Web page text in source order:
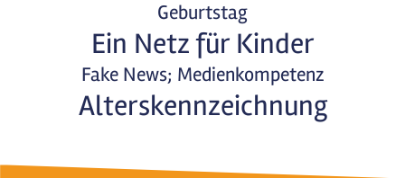
Geburtstag
Ein Netz für Kinder
Fake News; Medienkompetenz
Alterskennzeichnung